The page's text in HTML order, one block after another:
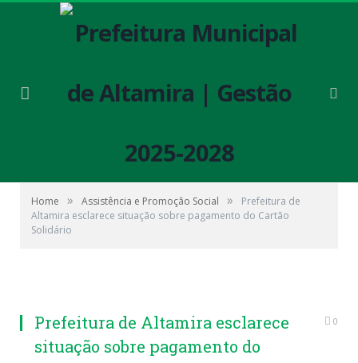
Home » Assistência e Promoção Social »
Prefeitura de
Altamira esclarece situação sobre pagamento do Cartão
Solidário
Prefeitura de Altamira esclarece
situação sobre pagamento do
0